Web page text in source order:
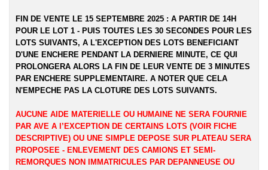
FIN DE VENTE LE 15 SEPTEMBRE 2025 : A PARTIR DE 14H
POUR LE LOT 1 - PUIS TOUTES LES 30 SECONDES POUR LES
LOTS SUIVANTS, A L'EXCEPTION DES LOTS BENEFICIANT
D'UNE ENCHERE PENDANT LA DERNIERE MINUTE, CE QUI
PROLONGERA ALORS LA FIN DE LEUR VENTE DE 3 MINUTES
PAR ENCHERE SUPPLEMENTAIRE. A NOTER QUE CELA
N'EMPECHE PAS LA CLOTURE DES LOTS SUIVANTS.
AUCUNE AIDE MATERIELLE OU HUMAINE NE SERA FOURNIE
PAR AVE A l’EXCEPTION DE CERTAINS LOTS (VOIR FICHE
DESCRIPTIVE) OU UNE SIMPLE DEPOSE SUR PLATEAU SERA
PROPOSEE - ENLEVEMENT DES CAMIONS ET SEMI-
REMORQUES NON IMMATRICULES PAR DEPANNEUSE OU